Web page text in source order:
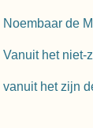
Noembaar de
Vanuit het niet-
vanuit het zijn